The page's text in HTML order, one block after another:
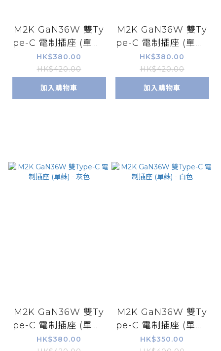
M2K GaN36W 雙Ty
pe-C 電制插座 (單蘇)
- 香濱金
HK$380.00
HK$420.00
加入購物車
M2K GaN36W 雙Ty
pe-C 電制插座 (單蘇)
- 碳黑
HK$380.00
HK$420.00
加入購物車
M2K GaN36W 雙Ty
pe-C 電制插座 (單蘇)
- 灰色
HK$380.00
M2K GaN36W 雙Ty
pe-C 電制插座 (單蘇)
- 白色
HK$350.00